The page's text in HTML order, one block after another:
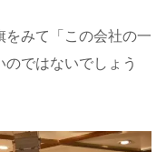
をみて「この会社の一
ではないでしょう